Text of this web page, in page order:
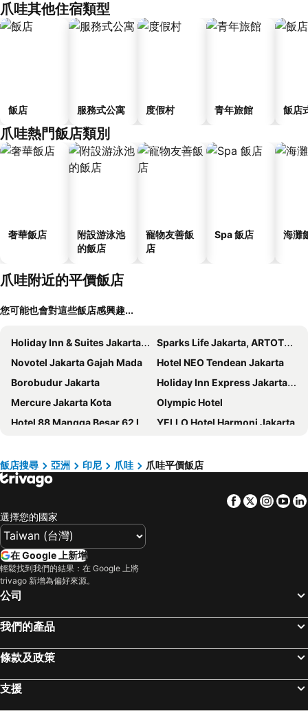
爪哇其他住宿類型
飯店 服務式公寓 度假村 青年旅館 飯店
爪哇熱門飯店類別
奢華飯店
附設游泳池
的飯店
寵物友善飯
店
Spa 飯店 海灘
爪哇附近的平價飯店
您可能也會對這些飯店感興趣...
Holiday Inn & Suites Jakarta Gajah Mada By Ihg
Sparks Life Jakarta, ARTOTEL Curated
Novotel Jakarta Gajah Mada
Hotel NEO Tendean Jakarta
Borobudur Jakarta
Holiday Inn Express Jakarta Menteng By Ihg
Mercure Jakarta Kota
Olympic Hotel
Hotel 88 Mangga Besar 62 Lokasari By WH
YELLO Hotel Harmoni Jakarta
Merlynn Park
Hotel Santika Premiere Hayam Wuruk
Heef Hotel
Novotel Tangerang
Halogen Hotel Airport Surabaya
Sheraton Surabaya Hotel & Towers
d'primahotel ITC Mangga Dua
Wyndham Casablanca Jakarta
Vertu Harmoni Jakarta
Redstar Hotel
Pullman Jakarta Central Park
Grand Anara Airport Hotel
Holiday Inn Express Jakarta Wahid Hasyim By Ihg
The Manohara Hotel Yogyakarta
飯店搜尋 亞洲 印尼 爪哇 爪哇平價飯店
Facebook
Twitter
選擇您的國家
在 Google 上新增
輕鬆找到我們的結果：在 Google 上將
trivago 新增為偏好來源。
公司
我們的產品
條款及政策
支援